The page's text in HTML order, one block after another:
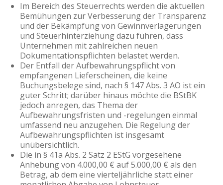
Im Bereich des Steuerrechts werden die aktuellen
Bemühungen zur Verbesserung der Transparenz
und der Bekämpfung von Gewinnverlagerungen
und Steuerhinterziehung dazu führen, dass
Unternehmen mit zahlreichen neuen
Dokumentationspflichten belastet werden.
Der Entfall der Aufbewahrungspflicht von
empfangenen Lieferscheinen, die keine
Buchungsbelege sind, nach § 147 Abs. 3 AO ist ein
guter Schritt; darüber hinaus möchte die BStBK
jedoch anregen, das Thema der
Aufbewahrungsfristen und -regelungen einmal
umfassend neu anzugehen. Die Regelung der
Aufbewahrungspflichten ist insgesamt
unübersichtlich.
Die in § 41a Abs. 2 Satz 2 EStG vorgesehene
Anhebung von 4.000,00 € auf 5.000,00 € als den
Betrag, ab dem eine vierteljährliche statt einer